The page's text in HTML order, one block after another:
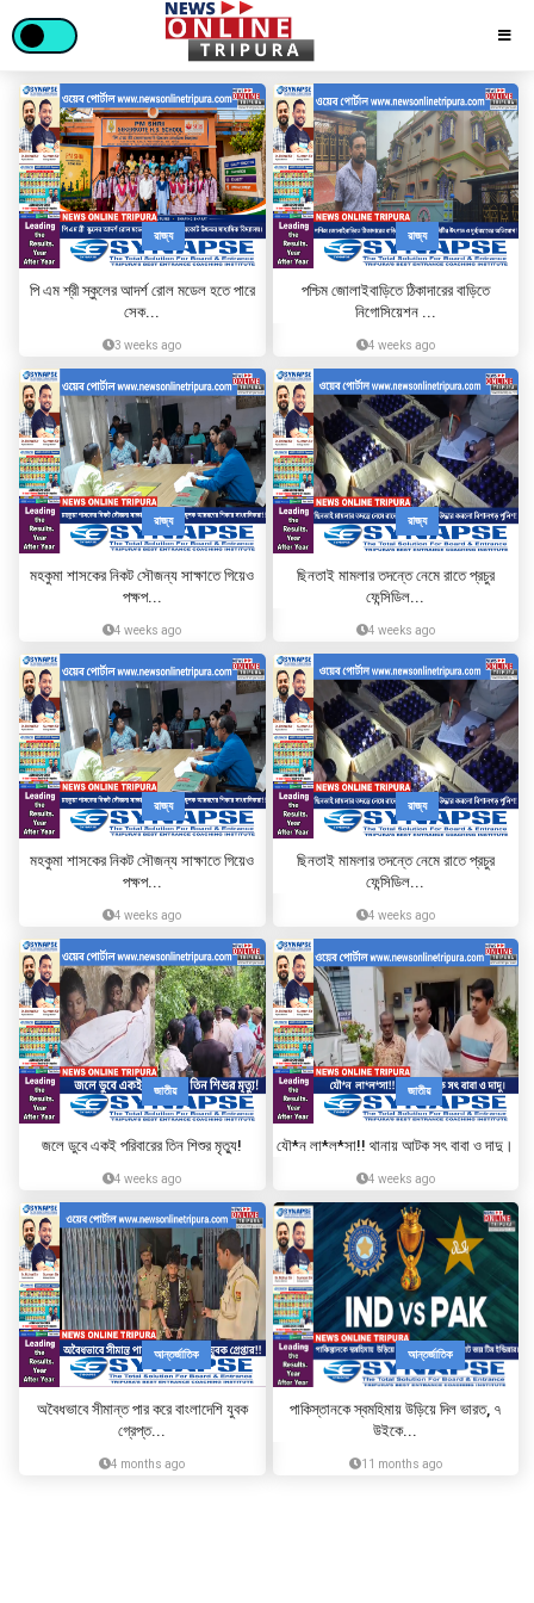
রাজ্য
পি এম শ্রী স্কুলের আদর্শ রোল মডেল হতে পারে
সেক...
3 weeks ago
রাজ্য
পশ্চিম জোলাইবাড়িতে ঠিকাদারের বাড়িতে
নিগোসিয়েশন ...
4 weeks ago
রাজ্য
মহকুমা শাসকের নিকট সৌজন্য সাক্ষাতে গিয়েও
পক্ষপ...
4 weeks ago
রাজ্য
ছিনতাই মামলার তদন্তে নেমে রাতে প্রচুর
ফেন্সিডিল...
4 weeks ago
রাজ্য
মহকুমা শাসকের নিকট সৌজন্য সাক্ষাতে গিয়েও
পক্ষপ...
4 weeks ago
রাজ্য
ছিনতাই মামলার তদন্তে নেমে রাতে প্রচুর
ফেন্সিডিল...
4 weeks ago
জাতীয়
জলে ডুবে একই পরিবারের তিন শিশুর মৃত্যু!
4 weeks ago
জাতীয়
যৌ*ন লা*ল*সা!! থানায় আটক সৎ বাবা ও দাদু।
4 weeks ago
আন্তর্জাতিক
অবৈধভাবে সীমান্ত পার করে বাংলাদেশি যুবক
গ্রেপ্ত...
4 months ago
আন্তর্জাতিক
পাকিস্তানকে স্বমহিমায় উড়িয়ে দিল ভারত, ৭
উইকে...
11 months ago